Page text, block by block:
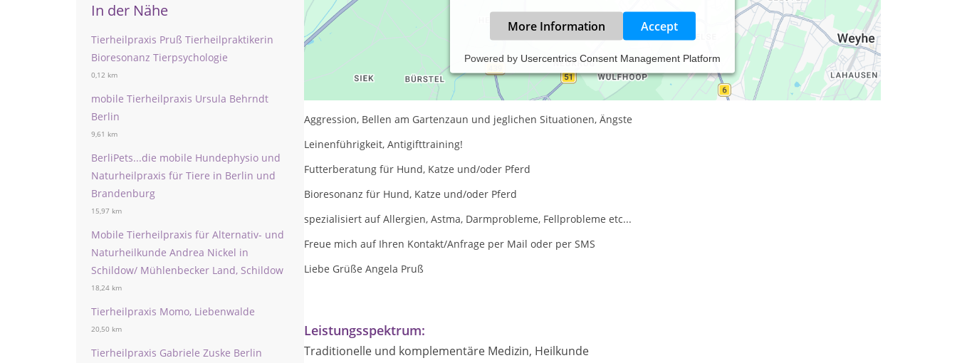
In der Nähe
Tierheilpraxis Pruß Tierheilpraktikerin
Bioresonanz Tierpsychologie
0,12 km
mobile Tierheilpraxis Ursula Behrndt
Berlin
9,61 km
BerliPets...die mobile Hundephysio und
Naturheilpraxis für Tiere in Berlin und
Brandenburg
15,97 km
Mobile Tierheilpraxis für Alternativ- und
Naturheilkunde Andrea Nickel in
Schildow/ Mühlenbecker Land, Schildow
18,24 km
Tierheilpraxis Momo, Liebenwalde
20,50 km
Tierheilpraxis Gabriele Zuske Berlin
More Information Accept
Powered by Usercentrics Consent Management Platform
Tierpsychologin-Tierheilpraktikerin Angela Pruß für Berlin undBrandenburg Angebote:
Verhaltensprobleme Hund und Katze:
Aggression, Bellen am Gartenzaun und jeglichen Situationen, Ängste
Leinenführigkeit, Antigifttraining!
Futterberatung für Hund, Katze und/oder Pferd
Bioresonanz für Hund, Katze und/oder Pferd
spezialisiert auf Allergien, Astma, Darmprobleme, Fellprobleme etc...
Freue mich auf Ihren Kontakt/Anfrage per Mail oder per SMS
Liebe Grüße Angela Pruß
Leistungsspektrum:
Traditionelle und komplementäre Medizin, Heilkunde